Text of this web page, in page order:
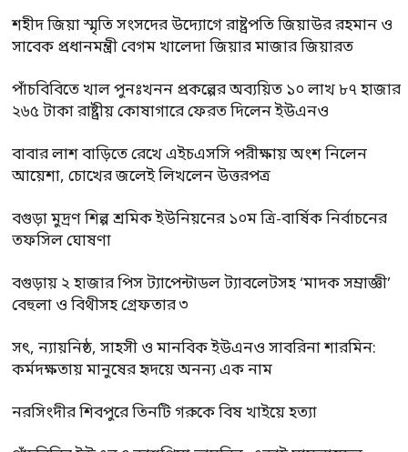
শহীদ জিয়া স্মৃতি সংসদের উদ্যোগে রাষ্ট্রপতি জিয়াউর রহমান ও
সাবেক প্রধানমন্ত্রী বেগম খালেদা জিয়ার মাজার জিয়ারত
পাঁচবিবিতে খাল পুনঃখনন প্রকল্পের অব্যয়িত ১০ লাখ ৮৭ হাজার
২৬৫ টাকা রাষ্ট্রীয় কোষাগারে ফেরত দিলেন ইউএনও
বাবার লাশ বাড়িতে রেখে এইচএসসি পরীক্ষায় অংশ নিলেন
আয়েশা, চোখের জলেই লিখলেন উত্তরপত্র
বগুড়া মুদ্রণ শিল্প শ্রমিক ইউনিয়নের ১০ম ত্রি-বার্ষিক নির্বাচনের
তফসিল ঘোষণা
বগুড়ায় ২ হাজার পিস ট্যাপেন্টাডল ট্যাবলেটসহ ‘মাদক সম্রাজ্ঞী’
বেহুলা ও বিথীসহ গ্রেফতার ৩
সৎ, ন্যায়নিষ্ঠ, সাহসী ও মানবিক ইউএনও সাবরিনা শারমিন:
কর্মদক্ষতায় মানুষের হৃদয়ে অনন্য এক নাম
নরসিংদীর শিবপুরে তিনটি গরুকে বিষ খাইয়ে হত্যা